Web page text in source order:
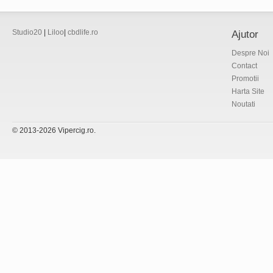
Studio20 Liloo cbdlife.ro Ajutor
Despre Noi
Contact
Promotii
Harta Site
Noutati
© 2013-2026 Vipercig.ro.